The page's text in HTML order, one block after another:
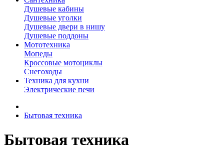
Душевые кабины
Душевые уголки
Душевые двери в нишу
Душевые поддоны
Мототехника
Мопеды
Кроссовые мотоциклы
Снегоходы
Техника для кухни
Электрические печи
Бытовая техника
Бытовая техника